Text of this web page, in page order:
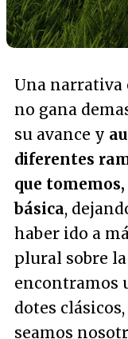
Una narrativa
no gana
su avance y
diferentes
que
básica,
haber ido a
plural sobre
encontramos
dotes
seamos